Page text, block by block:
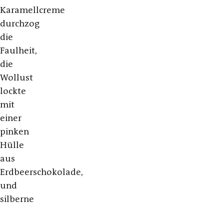
Karamellcreme
durchzog
die
Faulheit,
die
Wollust
lockte
mit
einer
pinken
Hülle
aus
Erdbeerschokolade,
und
silberne